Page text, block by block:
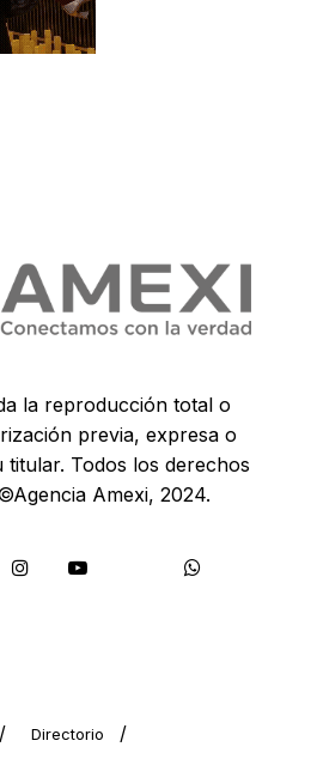
la reproducción total o
previa, expresa o
titular. Todos los derechos
Amexi, 2024.
Directorio